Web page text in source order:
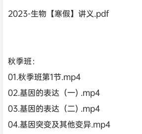
2023-生物【寒假】讲义.pdf
秋季班：
01.秋季班第1节.mp4
02.基因的表达（一) .mp4
03.基因的表达（二) .mp4
04.基因突变及其他变异.mp4